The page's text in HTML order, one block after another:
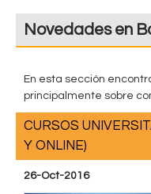
m
a
C
o
n
c
p
Novedades en
En esta sección
principalmente sobre
CURSOS
Y ONLINE)
26-Oct-2016